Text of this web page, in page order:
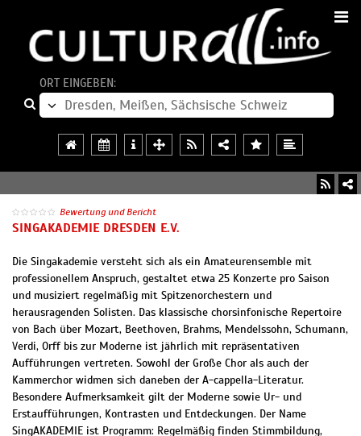
ORT EINGEBEN:
Bewertung und Bericht
SINGAKADEMIE DRESDEN E.V.
Die Singakademie versteht sich als ein Amateurensemble mit
professionellem Anspruch, gestaltet etwa 25 Konzerte pro Saison
und musiziert regelmäßig mit Spitzenorchestern und
herausragenden Solisten. Das klassische chorsinfonische Repertoire
von Bach über Mozart, Beethoven, Brahms, Mendelssohn, Schumann,
Verdi, Orff bis zur Moderne ist jährlich mit repräsentativen
Aufführungen vertreten. Sowohl der Große Chor als auch der
Kammerchor widmen sich daneben der A-cappella-Literatur.
Besondere Aufmerksamkeit gilt der Moderne sowie Ur- und
Erstaufführungen, Kontrasten und Entdeckungen. Der Name
SingAKADEMIE ist Programm: Regelmäßig finden Stimmbildung,